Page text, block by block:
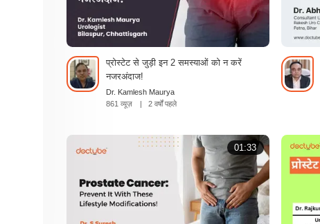
प्रोस्टेट से जुड़ी इन 2 समस्याओं को न करें
नजरअंदाज!
Dr. Kamlesh Maurya
861 व्यूज़
| 2 वर्षों पहले
01:33